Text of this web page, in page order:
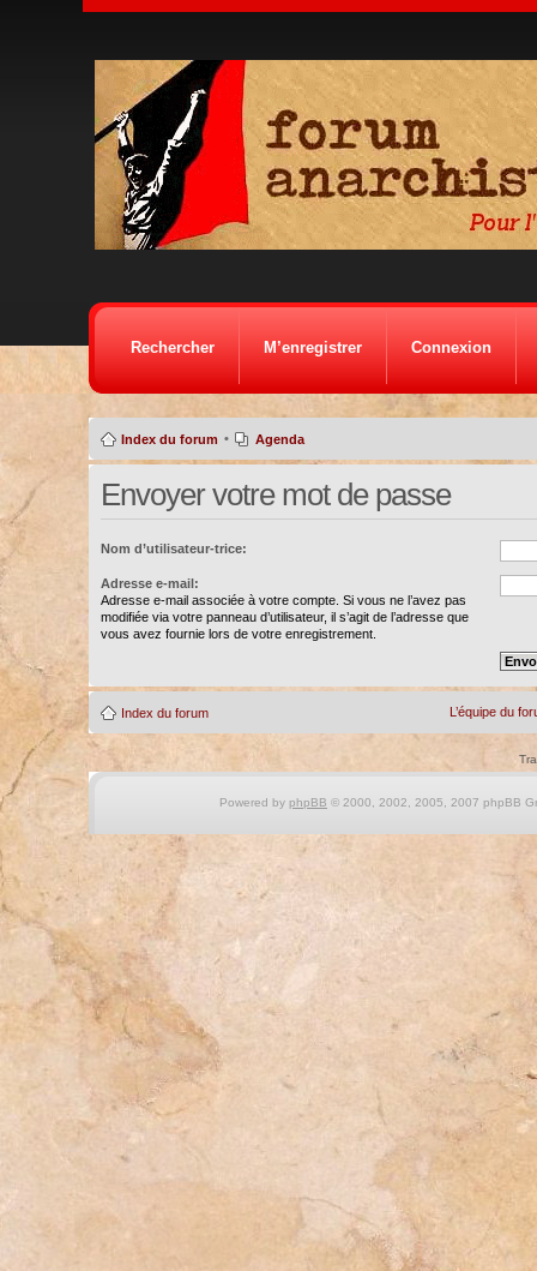
Rechercher M’enregistrer Connexion
Index du forum • Agenda
Envoyer votre mot de passe
Nom d’utilisateur-trice:
Adresse e-mail:
Adresse e-mail associée à votre compte. Si vous ne l’avez pas
modifiée via votre panneau d’utilisateur, il s’agit de l’adresse que
vous avez fournie lors de votre enregistrement.
Index du forum L’équipe du
Powered by phpBB © 2000, 2002, 2005, 2007 phpBB